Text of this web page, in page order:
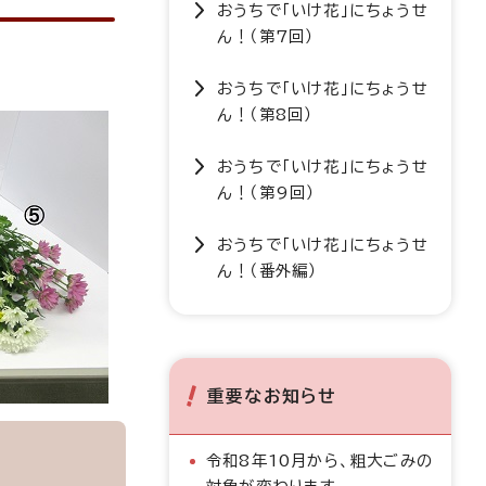
おうちで「いけ花」にちょうせ
ん！（第7回）
おうちで「いけ花」にちょうせ
ん！（第8回）
おうちで「いけ花」にちょうせ
ん！（第9回）
おうちで「いけ花」にちょうせ
ん！（番外編）
重要なお知らせ
令和8年10月から、粗大ごみの